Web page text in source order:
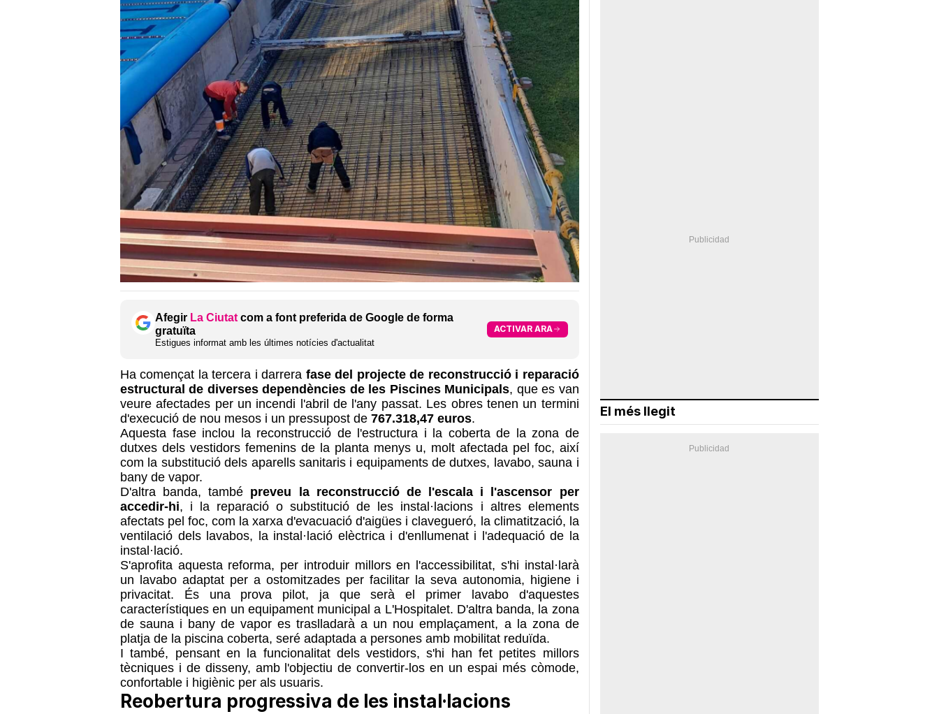
Afegir La Ciutat com a font preferida de Google de forma
gratuïta
Estigues informat amb les últimes notícies d'actualitat
ACTIVAR ARA
Ha començat la tercera i darrera fase del projecte de reconstrucció i reparació
estructural de diverses dependències de les Piscines Municipals, que es van
veure afectades per un incendi l'abril de l'any passat. Les obres tenen un termini
d'execució de nou mesos i un pressupost de 767.318,47 euros.
Aquesta fase inclou la reconstrucció de l'estructura i la coberta de la zona de
dutxes dels vestidors femenins de la planta menys u, molt afectada pel foc, així
com la substitució dels aparells sanitaris i equipaments de dutxes, lavabo, sauna i
bany de vapor.
D'altra banda, també preveu la reconstrucció de l'escala i l'ascensor per
accedir-hi, i la reparació o substitució de les instal·lacions i altres elements
afectats pel foc, com la xarxa d'evacuació d'aigües i clavegueró, la climatització, la
ventilació dels lavabos, la instal·lació elèctrica i d'enllumenat i l'adequació de la
instal·lació.
S'aprofita aquesta reforma, per introduir millors en l'accessibilitat, s'hi instal·larà
un lavabo adaptat per a ostomitzades per facilitar la seva autonomia, higiene i
privacitat. És una prova pilot, ja que serà el primer lavabo d'aquestes
característiques en un equipament municipal a L'Hospitalet. D'altra banda, la zona
de sauna i bany de vapor es traslladarà a un nou emplaçament, a la zona de
platja de la piscina coberta, seré adaptada a persones amb mobilitat reduïda.
I també, pensant en la funcionalitat dels vestidors, s'hi han fet petites millors
tècniques i de disseny, amb l'objectiu de convertir-los en un espai més còmode,
confortable i higiènic per als usuaris.
Reobertura progressiva de les instal·lacions
El més llegit